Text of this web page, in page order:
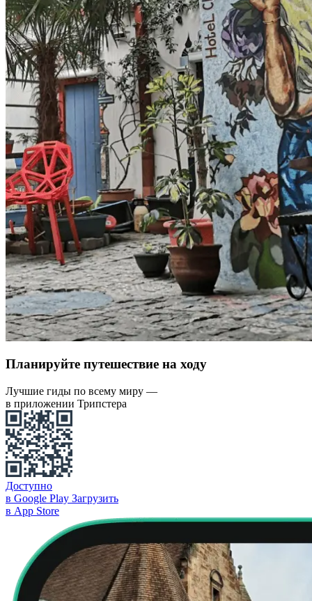
Планируйте путешествие на ходу
Лучшие гиды по всему миру —
в приложении Трипстера
Доступно
в Google Play Загрузить
в App Store